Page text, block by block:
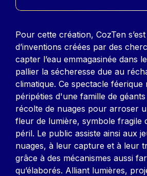
Contenu
Pour cette création, CozTen
d’inventions créées par des
capter l’eau emmagasinée dans
pallier la sécheresse due au
climatique. Ce spectacle féerique
péripéties d'une famille de
récolte de nuages pour arroser
fleur de lumière, symbole fragile
péril. Le public assiste ainsi aux
nuages, à leur capture et à leur
grâce à des mécanismes aussi
qu’élaborés. Alliant lumières,